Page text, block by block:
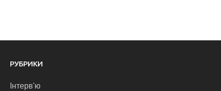
РУБРИКИ
Інтерв'ю